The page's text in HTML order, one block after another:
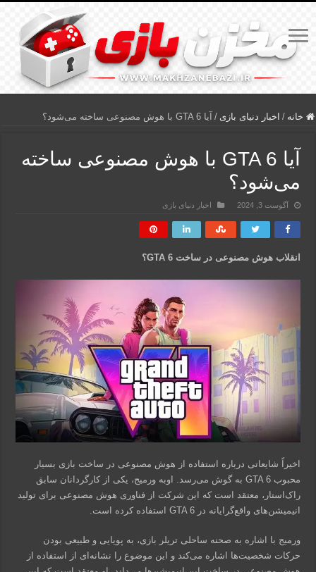
خانه / اخبار دنیای بازی / آیا GTA 6 با هوش مصنوعی ساخته می‌شود؟
آیا GTA 6 با هوش مصنوعی ساخته
می‌شود؟
آگوست 3, 2024 اخبار دنیای بازی
انقلاب هوش مصنوعی در ساخت GTA 6؟
اخیراً شایعاتی درباره استفاده از هوش مصنوعی در ساخت بازی بسیار
محبوب GTA 6 به گوش می‌رسد. اوبه ورمیج، یکی از کارگردانان سابق
راک‌استار، معتقد است که این شرکت از فناوری هوش مصنوعی برای تولید
انیمیشن‌های واقع‌گرایانه در GTA 6 استفاده کرده است.
ورمیج با اشاره به صحنه ساحلی تریلر بازی، به پویایی و طبیعی بودن
حرکات شخصیت‌ها اشاره می‌کند و این موضوع را نشانه‌ای از استفاده از